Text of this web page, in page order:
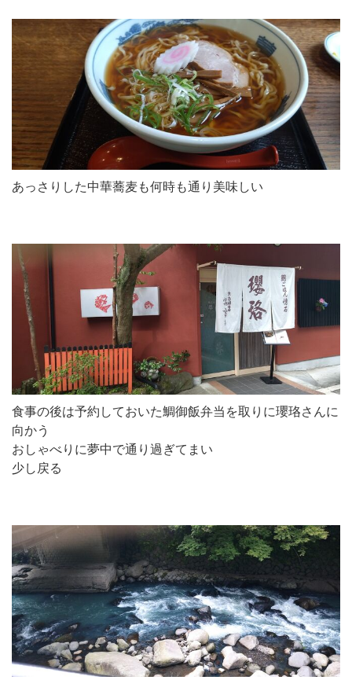
あっさりした中華蕎麦も何時も通り美味しい
食事の後は予約しておいた鯛御飯弁当を取りに瓔珞さんに
向かう
おしゃべりに夢中で通り過ぎてまい
少し戻る